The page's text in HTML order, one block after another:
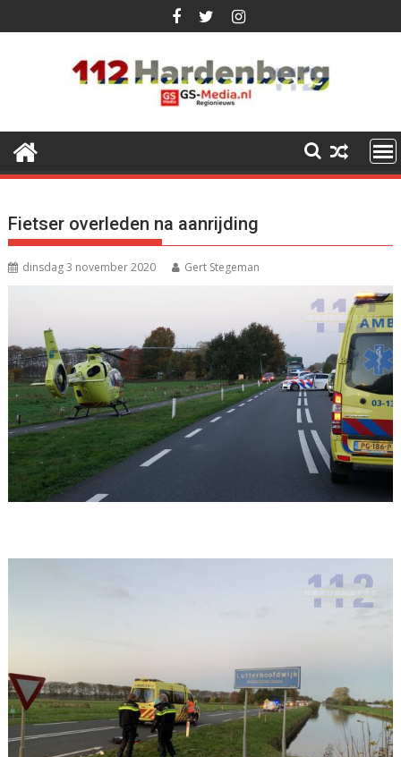
naar
Fietser overleden na aanrijding
dinsdag 3 november 2020 Gert Stegeman